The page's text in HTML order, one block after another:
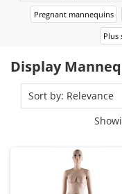
Pregnant mannequins
Plus
Display
Sort by: Relevance